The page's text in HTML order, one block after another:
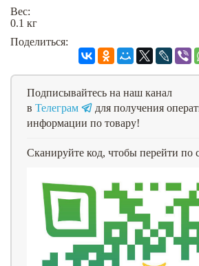
Вес:
0.1 кг
Поделиться:
Подписывайтесь на наш канал
в Телеграм
для получения
информации по товару!
Сканируйте код, чтобы перейти по